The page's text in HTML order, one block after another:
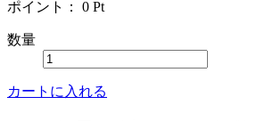
ポイント： 0 Pt
数量
カートに入れる